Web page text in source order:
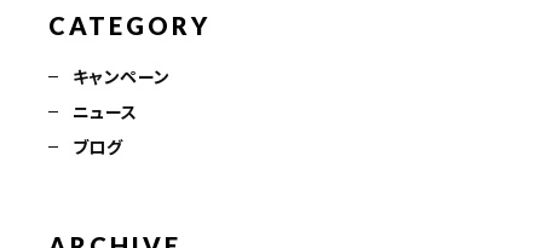
CATEGORY
キャンペーン
ニュース
ブログ